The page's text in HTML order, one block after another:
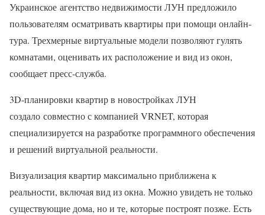
Украинское агентство недвижимости ЛУН предложило
пользователям осматривать квартиры при помощи онлайн-
тура. Трехмерные виртуальные модели позволяют гулять
комнатами, оценивать их расположение и вид из окон,
сообщает пресс-служба.
3D-планировки квартир в новостройках ЛУН
создало совместно с компанией VRNET, которая
специализируется на разработке программного обеспечения
и решений виртуальной реальности.
Визуализация квартир максимально приближена к
реальности, включая вид из окна. Можно увидеть не только
существующие дома, но и те, которые построят позже. Есть